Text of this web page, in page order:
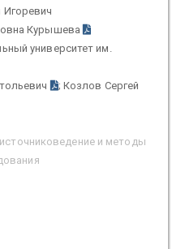
Курышева
университет им.
; Козлов Сергей
и методы